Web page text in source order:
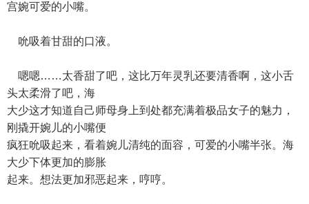
宫婉可爱的小嘴。
吮吸着甘甜的口液。
嗯嗯……太香甜了吧，这比万年灵乳还要清香啊，这小舌
头太柔滑了吧，海
大少这才知道自己师母身上到处都充满着极品女子的魅力，
刚撬开婉儿的小嘴便
疯狂吮吸起来，看着婉儿清纯的面容，可爱的小嘴半张。海
大少下体更加的膨胀
起来。想法更加邪恶起来，哼哼。